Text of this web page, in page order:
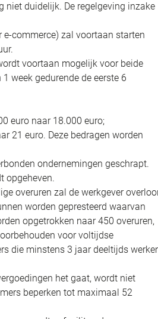
duidelijk. De regelgeving inzake
commerce) zal voortaan starten
voortaan mogelijk voor beide
week gedurende de eerste 6
euro naar 18.000 euro;
21 euro. Deze bedragen worden
ondernemingen geschrapt.
opgeheven.
overuren zal de werkgever
worden gepresteerd waarvan
opgetrokken naar 450 overuren,
voor voltijdse
die minstens 3 jaar deeltijds
het gaat, wordt niet
beperken tot maximaal 52